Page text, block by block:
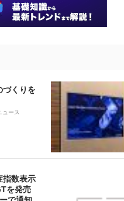
づくりを
ュース
指数表示
を発売